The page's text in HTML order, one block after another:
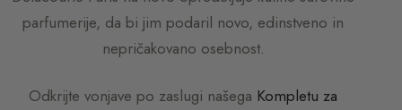
parfumerije, da bi jim podaril novo, edinstveno in
nepričakovano osebnost.
Odkrijte vonjave po zaslugi našega Kompletu za